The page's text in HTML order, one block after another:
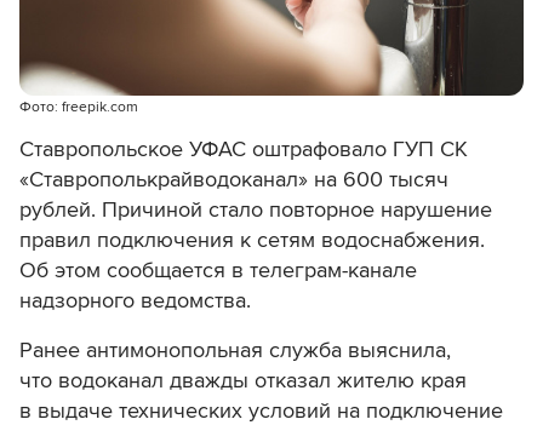
Фото: freepik.com
Ставропольское УФАС оштрафовало ГУП СК
«Ставрополькрайводоканал» на 600 тысяч
рублей. Причиной стало повторное нарушение
правил подключения к сетям водоснабжения.
Об этом сообщается в телеграм-канале
надзорного ведомства.
Ранее антимонопольная служба выяснила,
что водоканал дважды отказал жителю края
в выдаче технических условий на подключение